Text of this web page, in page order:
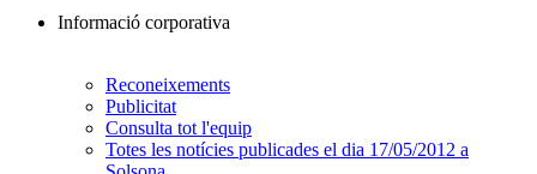
Informació corporativa
Reconeixements
Publicitat
Consulta tot l'equip
Totes les notícies publicades el dia 17/05/2012 a